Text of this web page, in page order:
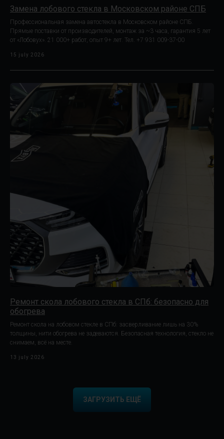
Замена лобового стекла в Московском районе СПБ
Профессиональная замена автостекла в Московском районе СПБ.
Прямые поставки от производителей, монтаж за ~3 часа, гарантия 5 лет
от «Лобовух». 21 000+ работ, опыт 9+ лет. Тел. +7 931 009-37-00
15 july 2026
Ремонт скола лобового стекла в СПб: безопасно для
обогрева
Ремонт скола на лобовом стекле в СПб: засверливание лишь на 30%
толщины, нити обогрева не задеваются. Безопасная технология, стекло не
снимаем, всё на месте.
13 july 2026
ЗАГРУЗИТЬ ЕЩЁ